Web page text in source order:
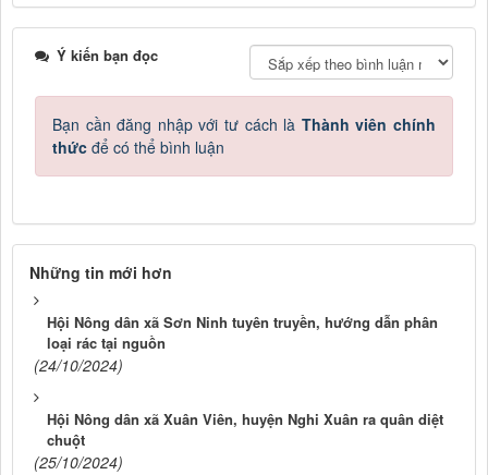
Ý kiến bạn đọc
Bạn cần đăng nhập với tư cách là Thành viên chính
thức để có thể bình luận
Những tin mới hơn
Hội Nông dân xã Sơn Ninh tuyên truyền, hướng dẫn phân
loại rác tại nguồn
(24/10/2024)
Hội Nông dân xã Xuân Viên, huyện Nghi Xuân ra quân diệt
chuột
(25/10/2024)